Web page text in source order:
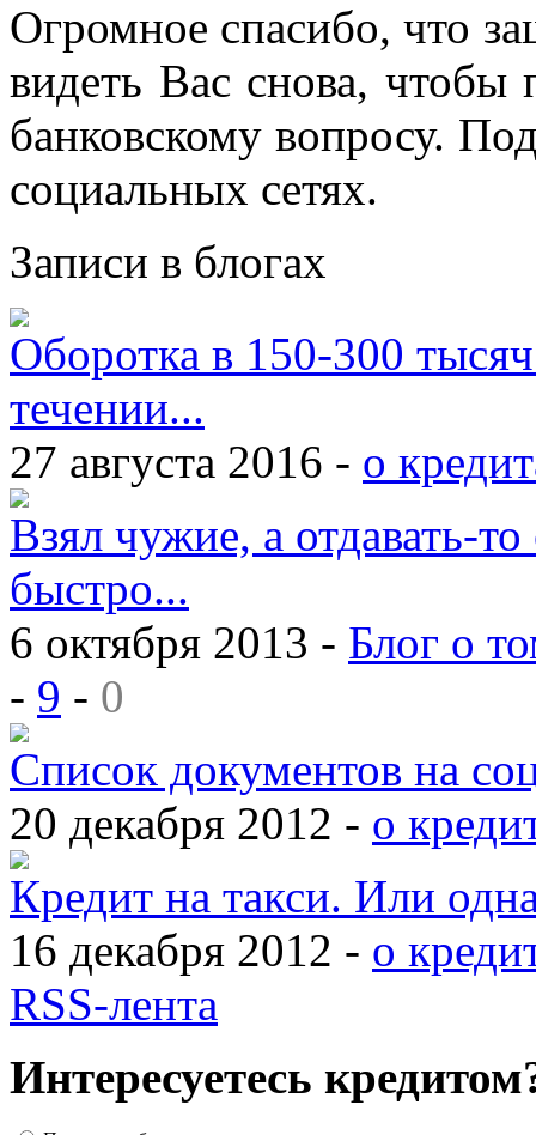
Огромное спасибо, что
видеть Вас снова, чтобы
банковскому вопросу.
социальных сетях.
Записи в блогах
Оборотка в 150-300
течении...
27 августа 2016 - о
Взял чужие, а отдавать-
быстро...
6 октября 2013 - Блог о
- 9 - 0
Список документов на
20 декабря 2012 - о
Кредит на такси. Или
16 декабря 2012 - о
RSS-лента
Интересуетесь